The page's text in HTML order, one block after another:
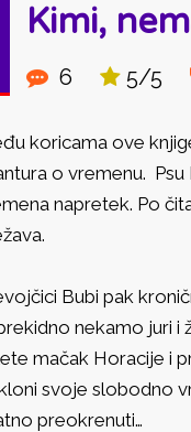
Kimi,
6 5/5
koricama ove
o vremenu. Psu
napretek. Po
Bubi pak
nekamo juri i
mačak Horacije i
svoje slobodno
preokrenuti…